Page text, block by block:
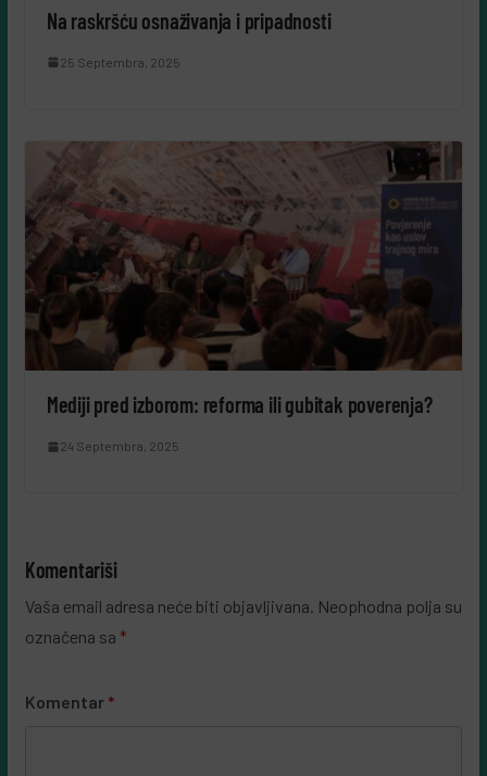
Na raskršću osnaživanja i pripadnosti
25 Septembra, 2025
Mediji pred izborom: reforma ili gubitak poverenja?
24 Septembra, 2025
Komentariši
Vaša email adresa neće biti objavljivana. Neophodna polja su
označena sa *
Komentar *